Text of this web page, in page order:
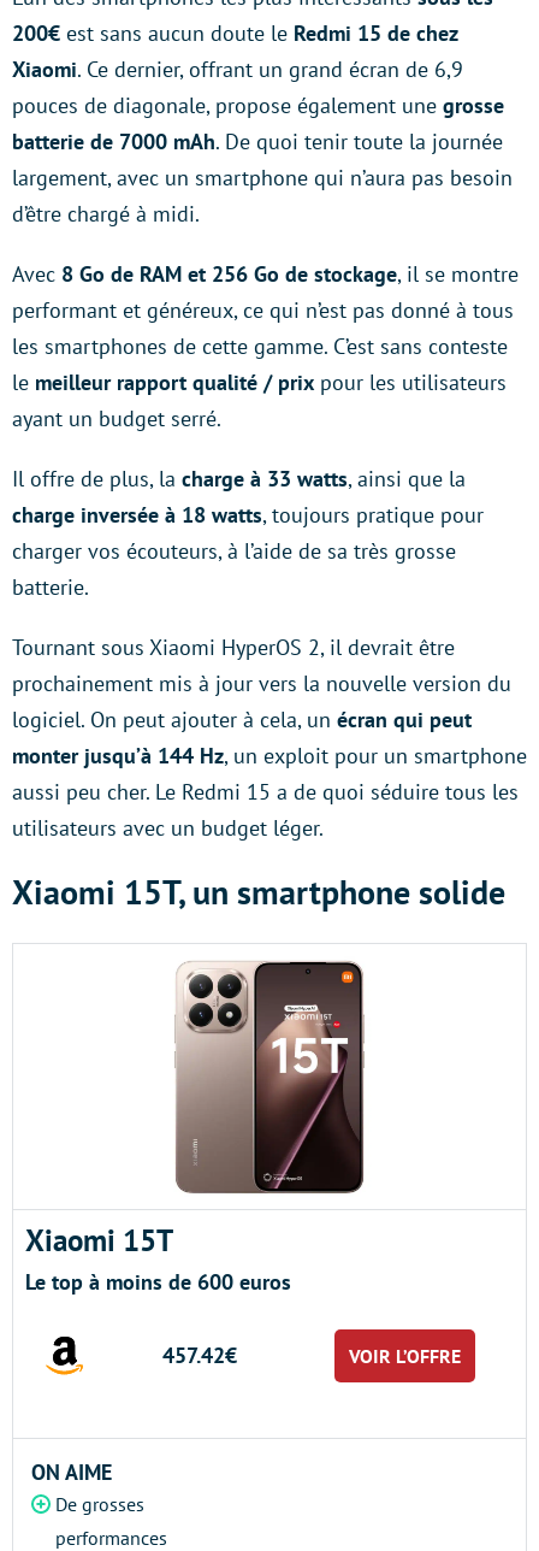
200€ est sans aucun doute le Redmi 15 de chez
Xiaomi. Ce dernier, offrant un grand écran de 6,9
pouces de diagonale, propose également une grosse
batterie de 7000 mAh. De quoi tenir toute la journée
largement, avec un smartphone qui n’aura pas besoin
d’être chargé à midi.
Avec 8 Go de RAM et 256 Go de stockage, il se montre
performant et généreux, ce qui n’est pas donné à tous
les smartphones de cette gamme. C’est sans conteste
le meilleur rapport qualité / prix pour les utilisateurs
ayant un budget serré.
Il offre de plus, la charge à 33 watts, ainsi que la
charge inversée à 18 watts, toujours pratique pour
charger vos écouteurs, à l’aide de sa très grosse
batterie.
Tournant sous Xiaomi HyperOS 2, il devrait être
prochainement mis à jour vers la nouvelle version du
logiciel. On peut ajouter à cela, un écran qui peut
monter jusqu’à 144 Hz, un exploit pour un smartphone
aussi peu cher. Le Redmi 15 a de quoi séduire tous les
utilisateurs avec un budget léger.
Xiaomi 15T, un smartphone solide
Xiaomi 15T
Le top à moins de 600 euros
457.42€ VOIR L’OFFRE
ON AIME
De grosses
performances